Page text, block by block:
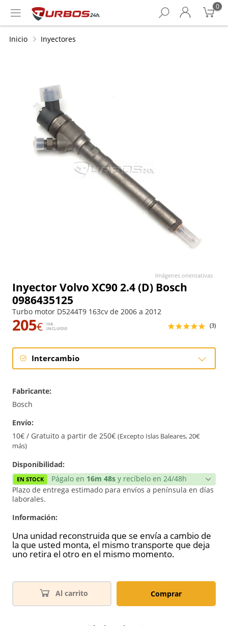
0
Inicio Inyectores
Inyector Volvo XC90 2.4 (D) Bosch
0986435125
Turbo motor D5244T9 163cv de 2006 a 2012
205€
IVA
INCLUIDO
(3)
Intercambio
Fabricante:
Bosch
Envío:
10€ / Gratuito a partir de 250€ (Excepto Islas Baleares, 20€
más)
Disponibilidad:
EN STOCK Págalo en 16m 47s y recíbelo en 24/48h
Plazo de entrega estimado para envíos a península en días
laborales.
Información:
Una unidad reconstruida que se envía a cambio de
la que usted monta, el mismo transporte que deja
uno retira el otro en el mismo momento.
Al carrito Comprar
Imágenes orientativas